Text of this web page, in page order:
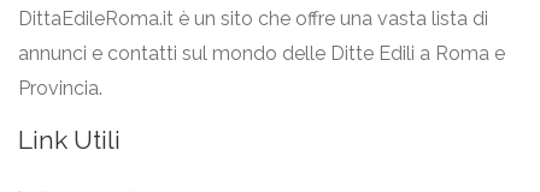
DittaEdileRoma.it è un sito che offre una vasta lista di
annunci e contatti sul mondo delle Ditte Edili a Roma e
Provincia.
Link Utili